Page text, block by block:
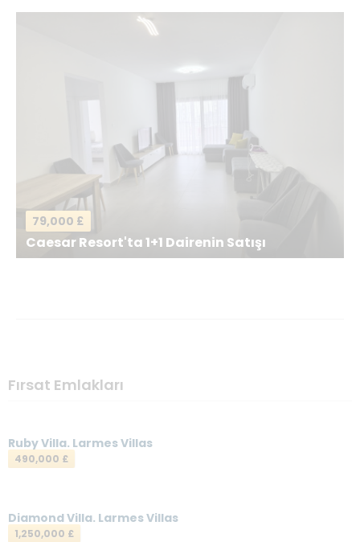
İsminiz*
79,000 £
Caesar Resort'ta 1+1 Dairenin Satışı
Fırsat Emlakları
Ruby Villa. Larmes Villas
490,000 £
Diamond Villa. Larmes Villas
1,250,000 £